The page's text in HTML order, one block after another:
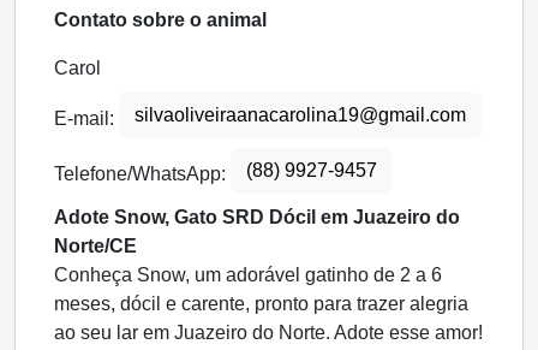
Contato sobre o animal
Carol
E-mail: silvaoliveiraanacarolina19@gmail.com
Telefone/WhatsApp: (88) 9927-9457
Adote Snow, Gato SRD Dócil em Juazeiro do
Norte/CE
Conheça Snow, um adorável gatinho de 2 a 6
meses, dócil e carente, pronto para trazer alegria
ao seu lar em Juazeiro do Norte. Adote esse amor!